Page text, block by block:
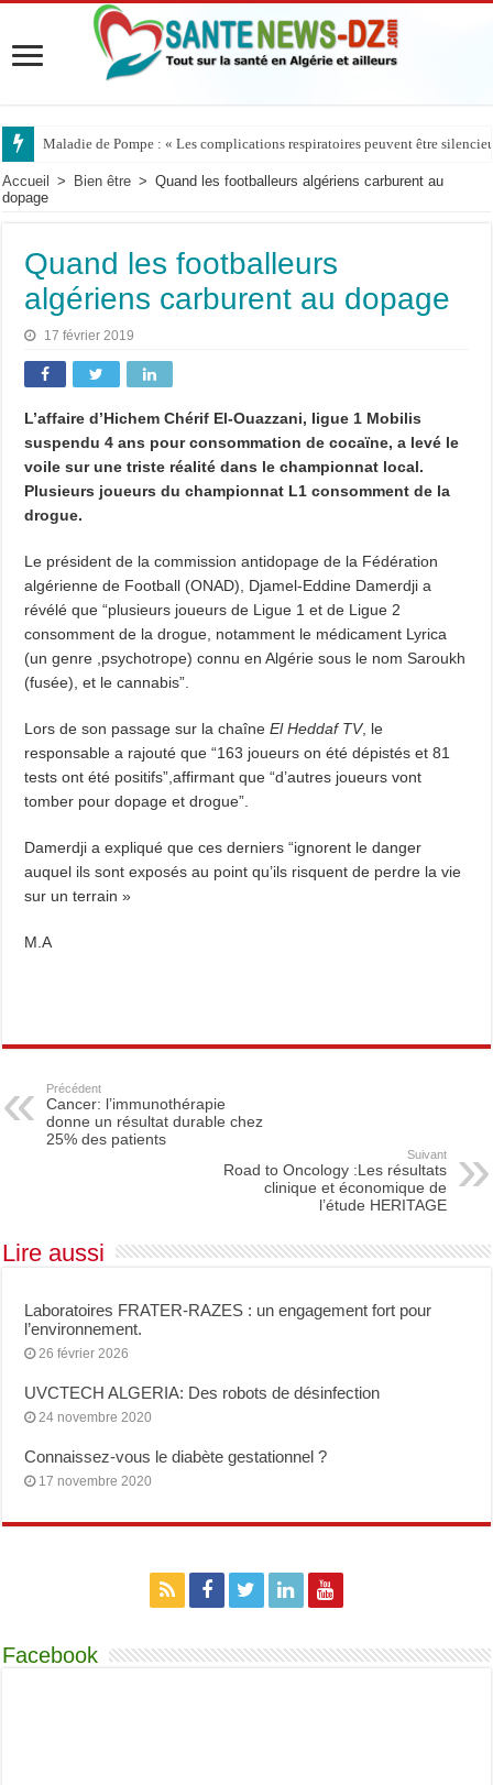
Maladie de Pompe : « Les complications respiratoires peuvent être
Accueil > Bien être > Quand les footballeurs algériens carburent au
dopage
Quand les footballeurs
algériens carburent au dopage
17 février 2019
L’affaire d’Hichem Chérif El-Ouazzani, Iigue 1 Mobilis
suspendu 4 ans pour consommation de cocaïne, a levé le
voile sur une triste réalité dans le championnat local.
Plusieurs joueurs du championnat L1 consomment de la
drogue.
Le président de la commission antidopage de la Fédération
algérienne de Football (ONAD), Djamel-Eddine Damerdji a
révélé que “plusieurs joueurs de Ligue 1 et de Ligue 2
consomment de la drogue, notamment le médicament Lyrica
(un genre ,psychotrope) connu en Algérie sous le nom Saroukh
(fusée), et le cannabis”.
Lors de son passage sur la chaîneEl Heddaf TV, le
responsable a rajouté que “163 joueurs on été dépistés et 81
tests ont été positifs”,affirmant que “d’autres joueurs vont
tomber pour dopage et drogue”.
Damerdji a expliqué que ces derniers “ignorent le danger
auquel ils sont exposés au point qu’ils risquent de perdre la vie
sur un terrain »
M.A
Précédent
Cancer: l’immunothérapie
donne un résultat durable chez
25% des patients
Suivant
Road to Oncology :Les résultats
clinique et économique de
l’étude HERITAGE
Lire aussi
Laboratoires FRATER-RAZES : un engagement fort pour
l’environnement.
26 février 2026
UVCTECH ALGERIA: Des robots de désinfection
24 novembre 2020
Connaissez-vous le diabète gestationnel ?
17 novembre 2020
Facebook